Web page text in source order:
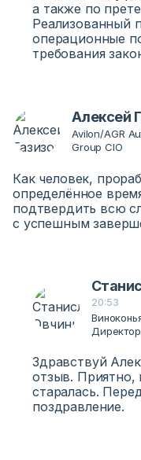
а также по
Реализованный
операционные
требования
Алексей
Avilon/AGR
Group CIO
Как человек,
определённое
подтвердить всю
с успешным
20:53
Здравствуй
отзыв. Приятно,
старалась.
поздравление.